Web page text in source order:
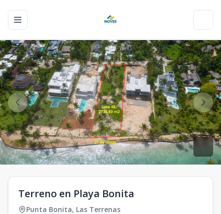
Toggle navigation menu
Terreno en Playa Bonita
Punta Bonita, Las Terrenas